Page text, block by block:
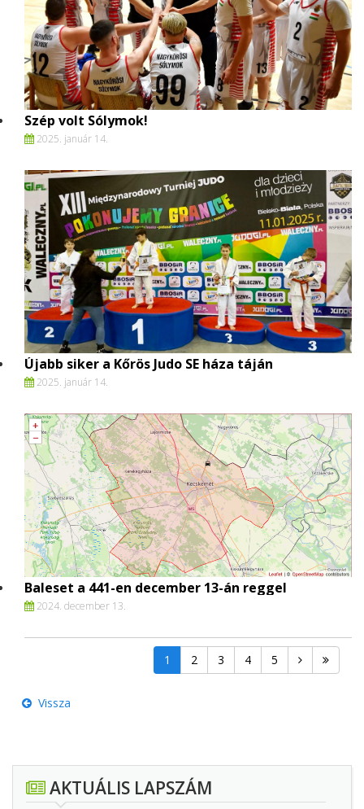
Szép volt Sólymok!
2025. január 14.
Újabb siker a Kőrös Judo SE háza táján
2025. január 14.
Baleset a 441-en december 13-án reggel
2024. december 13.
1 2 3 4 5
Vissza
AKTUÁLIS LAPSZÁM